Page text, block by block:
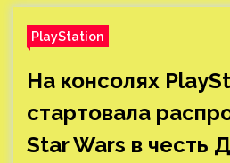
PlayStation
На консолях
стартовала
Star Wars в честь